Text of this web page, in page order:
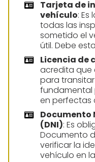
Tarjeta de
vehículo:
todas las
sometido el
útil. Debe
Licencia de
acredita que
para
fundamental
en perfectas
Documento
(DNI): Es
Documento
verificar la
vehículo en